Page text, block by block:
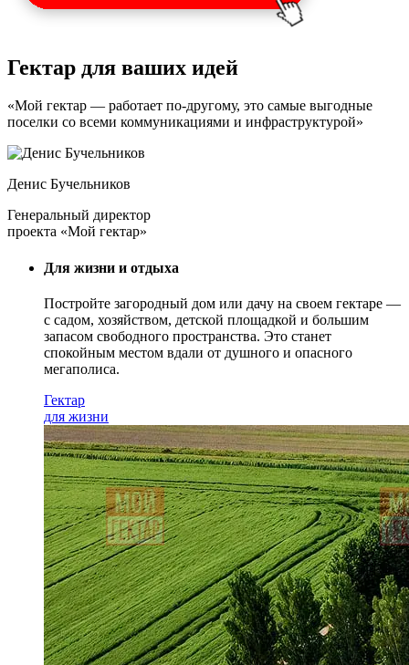
Гектар для ваших идей
«Мой гектар — работает по-другому, это самые выгодные
поселки со всеми коммуникациями и инфраструктурой»
Денис Бучельников
Генеральный директор
проекта «Мой гектар»
Для жизни и отдыха
Постройте загородный дом или дачу на своем гектаре —
с садом, хозяйством, детской площадкой и большим
запасом свободного пространства. Это станет
спокойным местом вдали от душного и опасного
мегаполиса.
Гектар
для жизни